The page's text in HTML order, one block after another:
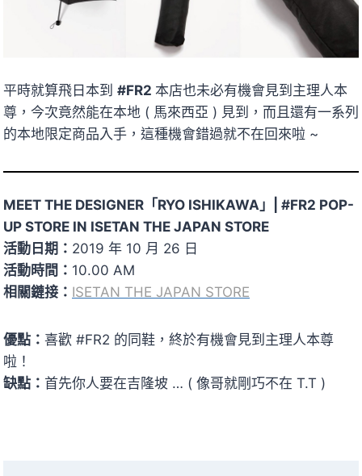
平時就算飛日本到 #FR2 本店也未必有機會見到主理人本
尊，今次竟然能在本地 ( 馬來西亞 ) 見到，而且還有一系列
的本地限定商品入手，這種機會錯過就不在回來啦 ~
MEET THE DESIGNER「RYO ISHIKAWA」| #FR2 POP-
UP STORE IN ISETAN THE JAPAN STORE
活動日期： 2019 年 10 月 26 日
活動時間： 10.00 AM
相關鏈接： ISETAN THE JAPAN STORE
優點： 喜歡 #FR2 的同鞋，終於有機會見到主理人本尊
啦！
缺點： 首先你人要在吉隆坡 … ( 像哥就剛巧不在 T.T )